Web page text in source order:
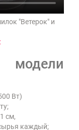
"Ветерок" и
Вт)
см,
каждый;